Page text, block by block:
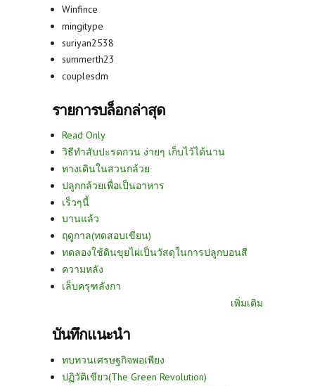
Winfince
mingitype
suriyan2538
summerth23
couplesdm
รายการบล็อกล่าสุด
Read Only
วิธีทำสับปะรดกวน ง่ายๆ เก็บไว้ได้นาน
ทางเดินในสวนกล้วย
ปลูกกล้วยเพื่อเป็นอาหาร
เร็วๆนี้
บานแล้ว
ฤดูกาล(ทดสอบเขียน)
ทดลองใช้ดินขุยไผ่เป็นวัสดุในการปลูกบอนสี
ความหลัง
เล็บครุฑลังกา
เพิ่มเติม
บันทึกแนะนำ
ทบทวนเศรษฐกิจพอเพียง
ปฏิวัติเขียว(The Green Revolution)